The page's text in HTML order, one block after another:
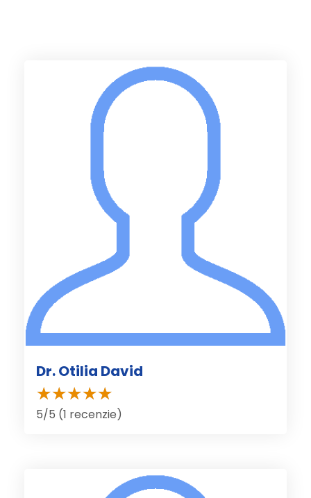
Dr. Otilia David
5/5 (1 recenzie)